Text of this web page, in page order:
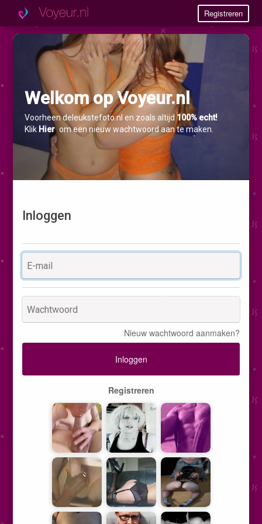
Registreren
Welkom op Voyeur.nl
Voorheen deleukstefoto.nl en zoals altijd 100% echt!
Klik Hier om een nieuw wachtwoord aan te maken.
Inloggen
Nieuw wachtwoord aanmaken?
Inloggen
Registreren